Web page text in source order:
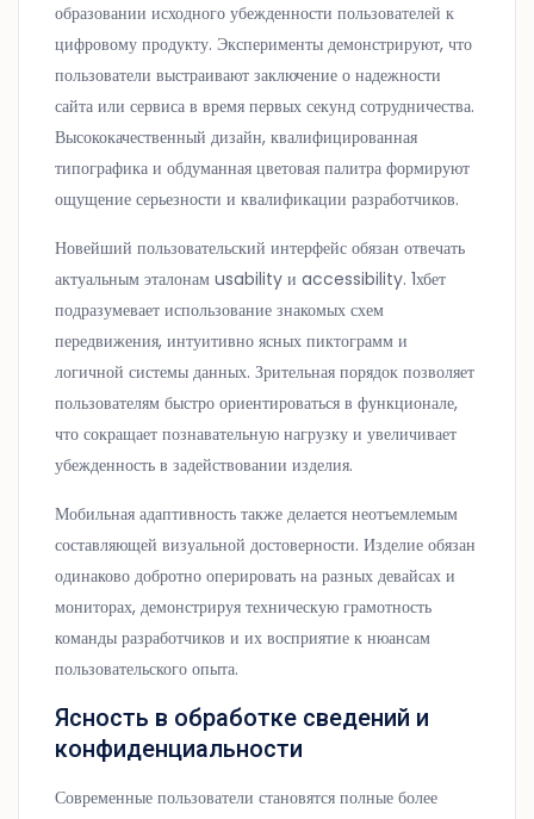
образовании исходного убежденности пользователей к
цифровому продукту. Эксперименты демонстрируют, что
пользователи выстраивают заключение о надежности
сайта или сервиса в время первых секунд сотрудничества.
Высококачественный дизайн, квалифицированная
типографика и обдуманная цветовая палитра формируют
ощущение серьезности и квалификации разработчиков.
Новейший пользовательский интерфейс обязан отвечать
актуальным эталонам usability и accessibility. 1хбет
подразумевает использование знакомых схем
передвижения, интуитивно ясных пиктограмм и
логичной системы данных. Зрительная порядок позволяет
пользователям быстро ориентироваться в функционале,
что сокращает познавательную нагрузку и увеличивает
убежденность в задействовании изделия.
Мобильная адаптивность также делается неотъемлемым
составляющей визуальной достоверности. Изделие обязан
одинаково добротно оперировать на разных девайсах и
мониторах, демонстрируя техническую грамотность
команды разработчиков и их восприятие к нюансам
пользовательского опыта.
Ясность в обработке сведений и
конфиденциальности
Современные пользователи становятся полные более